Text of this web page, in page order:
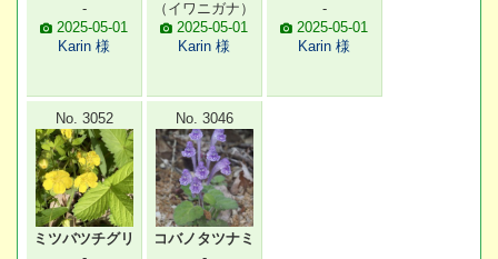
-
2025-05-01
Karin 様
（イワニガナ）
2025-05-01
Karin 様
-
2025-05-01
Karin 様
No. 3052
ミツバツチグリ
No. 3046
コバノタツナミ